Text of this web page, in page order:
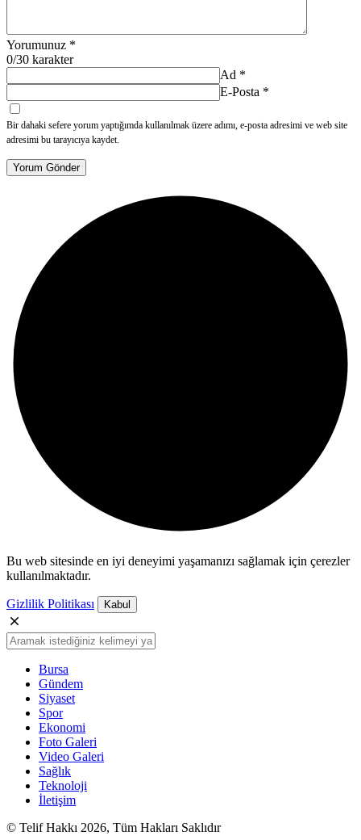
Yorumunuz *
0/30 karakter
Ad *
E-Posta *
Bir dahaki sefere yorum yaptığımda kullanılmak üzere adımı, e-posta adresimi ve web site
adresimi bu tarayıcıya kaydet.
Yorum Gönder
Bu web sitesinde en iyi deneyimi yaşamanızı sağlamak için çerezler
kullanılmaktadır.
Gizlilik Politikası Kabul
Bursa
Gündem
Siyaset
Spor
Ekonomi
Foto Galeri
Video Galeri
Sağlık
Teknoloji
İletişim
© Telif Hakkı 2026, Tüm Hakları Saklıdır